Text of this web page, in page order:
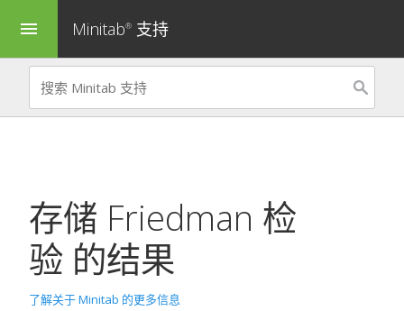
menu Minitab® 支持
存储 Friedman 检
验 的结果
了解关于 Minitab 的更多信息